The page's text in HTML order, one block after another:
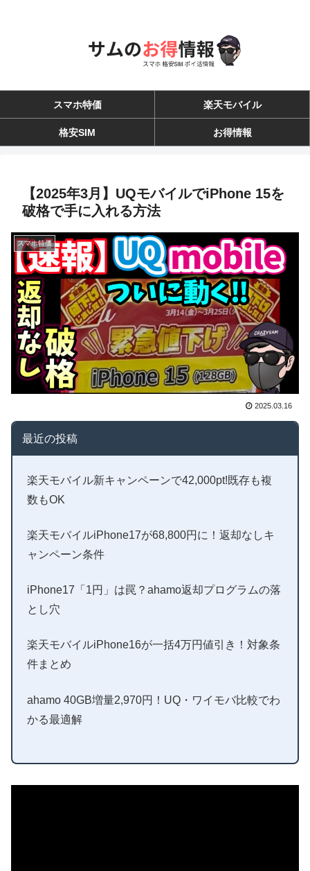
スマホ特価 楽天モバイル
格安SIM お得情報
【2025年3月】UQモバイルでiPhone 15を
破格で手に入れる方法
スマホ特価
2025.03.16
最近の投稿
楽天モバイル新キャンペーンで42,000pt!既存も複
数もOK
楽天モバイルiPhone17が68,800円に！返却なしキ
ャンペーン条件
iPhone17「1円」は罠？ahamo返却プログラムの落
とし穴
楽天モバイルiPhone16が一括4万円値引き！対象条
件まとめ
ahamo 40GB増量2,970円！UQ・ワイモバ比較でわ
かる最適解